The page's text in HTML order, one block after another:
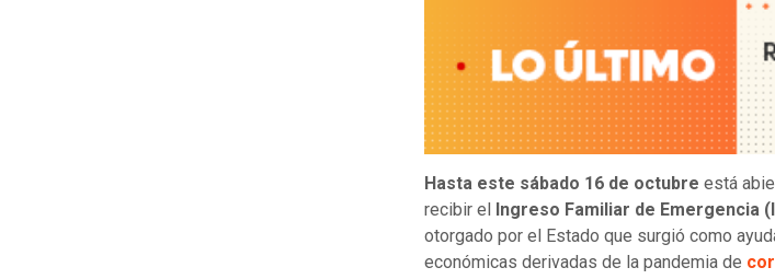
Hasta este sábado 16 de octubre está
recibir el
Ingreso Familiar de Emergencia
otorgado por el Estado que surgió como
económicas derivadas de la pandemia de